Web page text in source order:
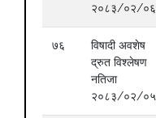
२०८३/०२/०६
७६
विषादी अवशेष
द्रुत विश्लेषण
नतिजा
२०८३/०२/०५